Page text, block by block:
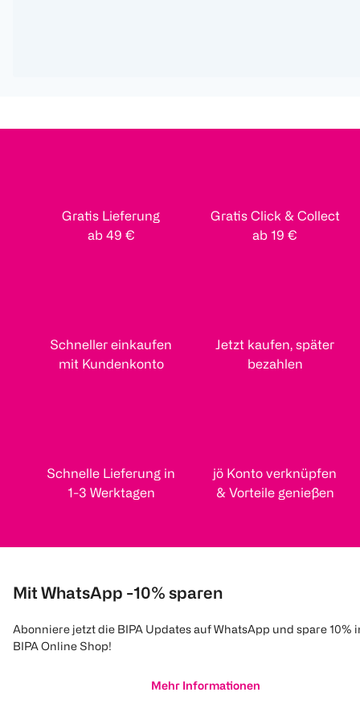
Gratis Lieferung
ab 49 €
Gratis Click & Collect
ab 19 €
Schneller einkaufen
mit Kundenkonto
Jetzt kaufen, später
bezahlen
Schnelle Lieferung in
1-3 Werktagen
jö Konto verknüpfen
& Vorteile genießen
Mit WhatsApp -10% sparen
Abonniere jetzt die BIPA Updates auf WhatsApp und spare 10%
BIPA Online Shop!
Mehr Informationen